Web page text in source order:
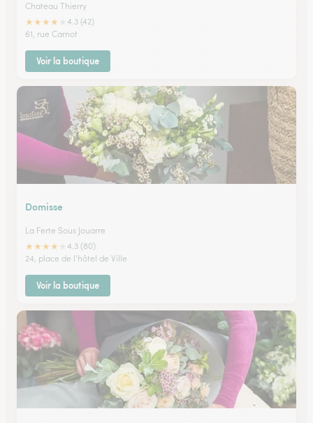
Chateau Thierry
★★★★
4.3 (42)
61, rue Carnot
Voir la boutique
Domisse
La Ferte Sous Jouarre
★★★★
4.3 (80)
24, place de l'hôtel de Ville
Voir la boutique